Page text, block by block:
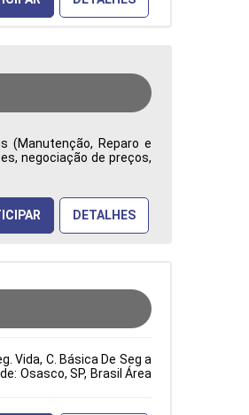
(Manutenção, Reparo e
negociação de preços,
de contratação: CLT
DETALHES
Vida, C. Básica De Seg a
Osasco, SP, Brasil Área